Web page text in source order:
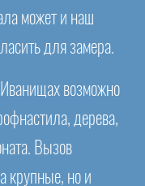
может и наш
для замера.
возможно
дерева,
Вызов
крупные, но и